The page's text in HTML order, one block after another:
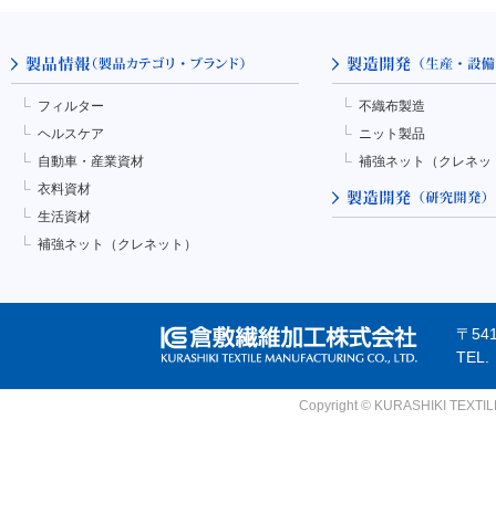
フィルター
ヘルスケア
自動車・産業資材
衣料資材
生活資材
補強ネット（クレネット）
不織布製造
ニット製品
補強ネット（クレネッ
〒
TEL.
Copyright © KURASHIKI